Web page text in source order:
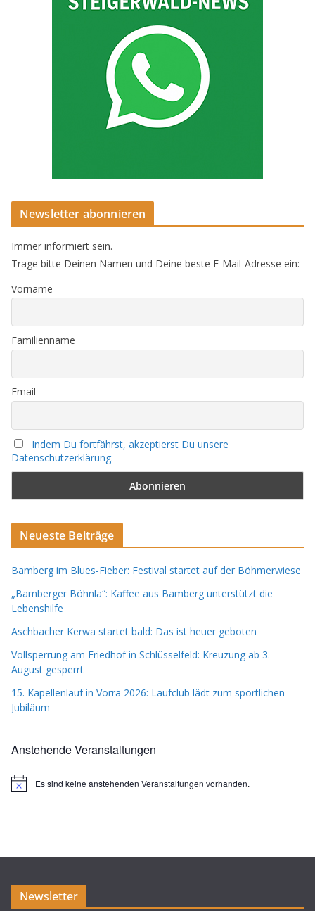
Newsletter abonnieren
Immer informiert sein.
Trage bitte Deinen Namen und Deine beste E-Mail-Adresse ein:
Vorname
Familienname
Email
Indem Du fortfährst, akzeptierst Du unsere
Datenschutzerklärung.
Neueste Beiträge
Bamberg im Blues-Fieber: Festival startet auf der Böhmerwiese
„Bamberger Böhnla“: Kaffee aus Bamberg unterstützt die
Lebenshilfe
Aschbacher Kerwa startet bald: Das ist heuer geboten
Vollsperrung am Friedhof in Schlüsselfeld: Kreuzung ab 3.
August gesperrt
15. Kapellenlauf in Vorra 2026: Laufclub lädt zum sportlichen
Jubiläum
Anstehende Veranstaltungen
H
s
Es sind keine anstehenden Veranstaltungen vorhanden.
Newsletter